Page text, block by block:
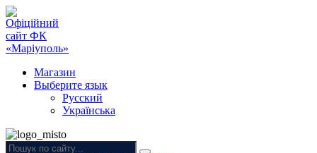
Магазин
Выберите язык
Русский
Українська